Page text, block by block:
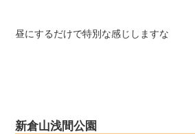
昼にするだけで特別な感じしますな
新倉山浅間公園